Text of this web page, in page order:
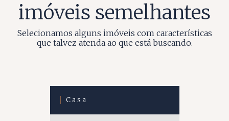
imóveis semelhantes
Selecionamos alguns imóveis com características
que talvez atenda ao que está buscando.
Casa